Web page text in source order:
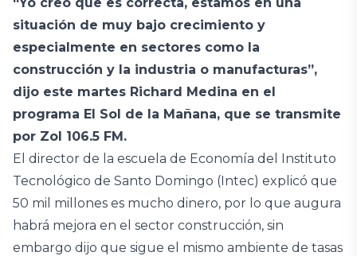
situación de muy bajo crecimiento y
especialmente en sectores como la
construcción y la industria o manufacturas”,
dijo este martes Richard Medina en el
programa El Sol de la Mañana, que se transmite
por Zol 106.5 FM.
El director de la escuela de Economía del Instituto
Tecnológico de Santo Domingo (Intec) explicó que
50 mil millones es mucho dinero, por lo que augura
habrá mejora en el sector construcción, sin
embargo dijo que sigue el mismo ambiente de tasas